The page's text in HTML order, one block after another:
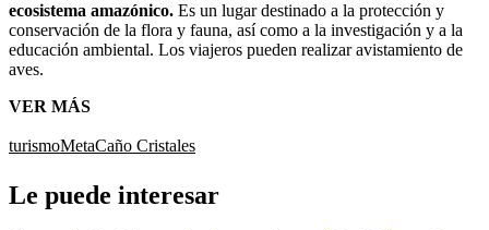
ecosistema amazónico. Es un lugar destinado a la protección y
conservación de la flora y fauna, así como a la investigación y a la
educación ambiental. Los viajeros pueden realizar avistamiento de
aves.
VER MÁS
turismoMetaCaño Cristales
Le puede interesar